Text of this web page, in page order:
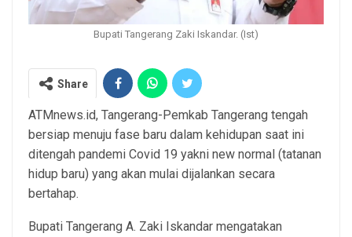
Bupati Tangerang Zaki Iskandar. (Ist)
Share
ATMnews.id, Tangerang-Pemkab Tangerang tengah
bersiap menuju fase baru dalam kehidupan saat ini
ditengah pandemi Covid 19 yakni new normal (tatanan
hidup baru) yang akan mulai dijalankan secara
bertahap.
Bupati Tangerang A. Zaki Iskandar mengatakan